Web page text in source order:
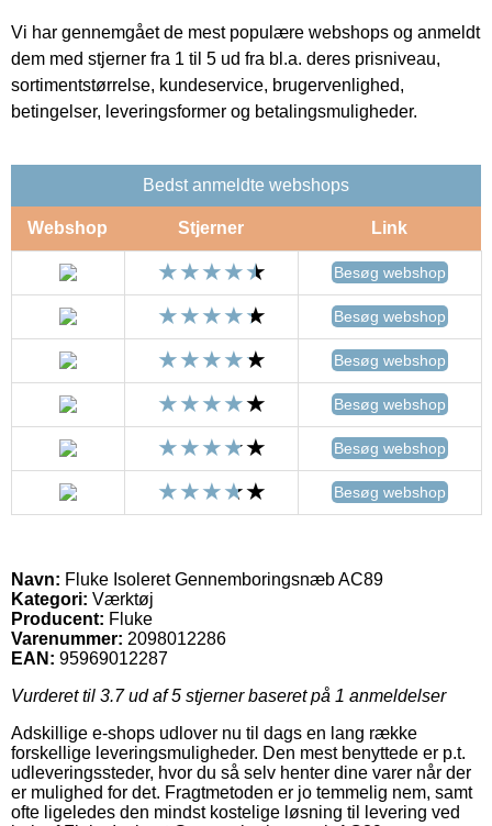
Vi har gennemgået de mest populære webshops og anmeldt
dem med stjerner fra 1 til 5 ud fra bl.a. deres prisniveau,
sortimentstørrelse, kundeservice, brugervenlighed,
betingelser, leveringsformer og betalingsmuligheder.
Bedst anmeldte webshops
Webshop Stjerner Link
Besøg webshop
Besøg webshop
Besøg webshop
Besøg webshop
Besøg webshop
Besøg webshop
Navn: Fluke Isoleret Gennemboringsnæb AC89
Kategori: Værktøj
Producent: Fluke
Varenummer: 2098012286
EAN: 95969012287
Vurderet til 3.7ud af 5 stjerner baseret på 1 anmeldelser
Adskillige e-shops udlover nu til dags en lang række
forskellige leveringsmuligheder. Den mest benyttede er p.t.
udleveringssteder, hvor du så selv henter dine varer når der
er mulighed for det. Fragtmetoden er jo temmelig nem, samt
ofte ligeledes den mindst kostelige løsning til levering ved